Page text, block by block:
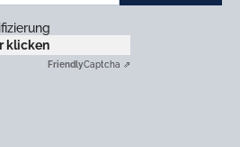
klicken
FriendlyCaptcha ⇗